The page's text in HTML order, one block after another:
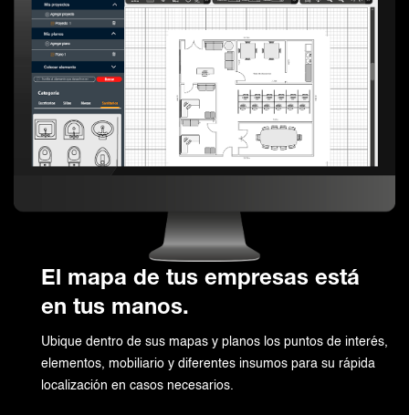
El mapa de tus empresas está
en tus manos.
Ubique dentro de sus mapas y planos los puntos de interés,
elementos, mobiliario y diferentes insumos para su rápida
localización en casos necesarios.